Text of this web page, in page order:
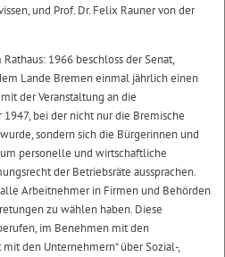
und Prof. Dr. Felix Rauner von der
1966 beschloss der Senat,
Lande Bremen einmal jährlich einen
der Veranstaltung an die
bei der nicht nur die Bremische
sondern sich die Bürgerinnen und
personelle und wirtschaftliche
der Betriebsräte aussprachen.
Arbeitnehmer in Firmen und Behörden
zu wählen haben. Diese
im Benehmen mit den
den Unternehmern“ über Sozial-,